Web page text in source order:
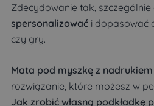
Zdecydowanie tak, szczególnie
spersonalizować i dopasować
czy gry.
Mata pod myszkę z nadrukiem
rozwiązanie, które możesz w
Jak zrobić własną podkładkę